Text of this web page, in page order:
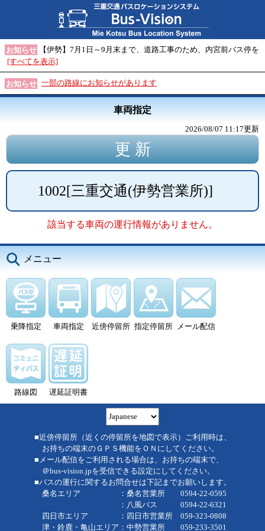
お知らせ
【伊勢】7月1日～9月末まで、道路工事のため、内宮前バス停を
[すべてを表示]
お知らせ 一部の路線にお知らせがあります
車両指定
2026/08/07 11:17更新
1002[三重交通(伊勢営業所)]
該当する車両の運行情報がありません。
メニュー
乗降指定 車両指定 近傍停留所 指定停留所 メール配信
路線図 遅延証明書
■近傍停留所（近くの停留所を地図で表示）ご利用時は、
お持ちの端末のＧＰＳ機能をＯＮにしてください。
■メール配信をご利用される場合は、お持ちの端末で、
＠bus-vision.jpを受信できる設定にしてください。
■バスの運行に関するお問合せは下記までお願いします。
桑名エリア ：桑名営業所 0594-22-0595
：八風バス 0594-22-6321
四日市エリア ：四日市営業所 059-323-0808
津・鈴鹿・亀山エリア：中勢営業所 059-233-3501